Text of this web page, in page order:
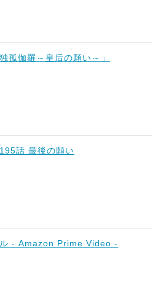
孤伽羅～皇后の願い～」
話 最後の願い
- Amazon Prime Video -